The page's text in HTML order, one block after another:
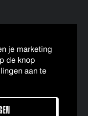
je marketing
de knop
aan te